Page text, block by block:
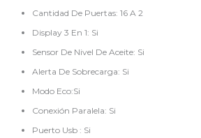
Cantidad De Puertas: 16 A 2
Display 3 En 1: Si
Sensor De Nivel De Aceite: Si
Alerta De Sobrecarga: Si
Modo Eco:Si
Conexión Paralela: Si
Puerto Usb : Si